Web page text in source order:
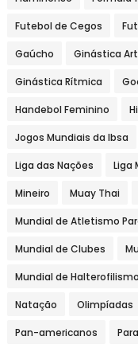
Futebol de Cegos
Gaúcho Ginástica
Ginástica Rítmica
Handebol Feminino
Jogos Mundiais da Ibsa
Liga das Nações Liga
Mineiro Muay Thai
Mundial de Atletismo
Mundial de Clubes
Mundial de
Natação Olimpíadas
Pan-americanos